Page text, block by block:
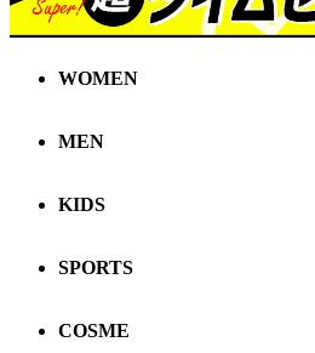
WOMEN
MEN
KIDS
SPORTS
COSME